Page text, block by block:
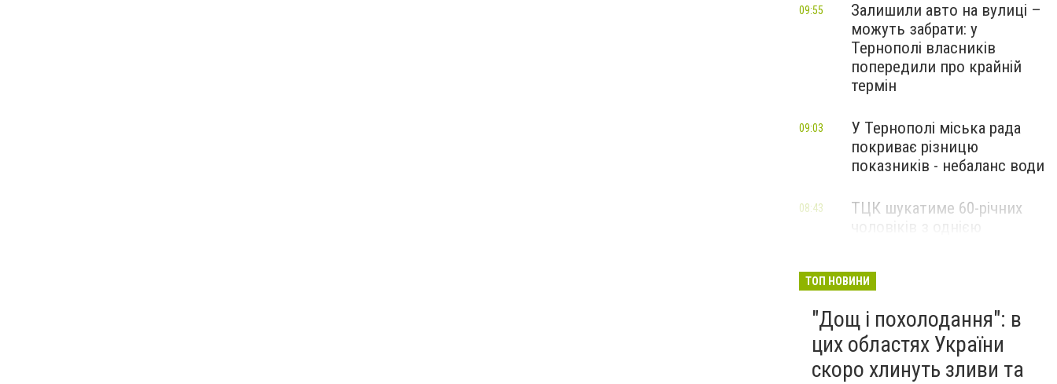
Залишили авто на вулиці –
можуть забрати: у
Тернополі власників
попередили про крайній
термін
09:55
У Тернополі міська рада
покриває різницю
показників - небаланс води
09:03
ТЦК шукатиме 60-річних
людей: 5 категорій
08:43
ТОП НОВИНИ
"Дощ і похолодання": в
цих областях України
скоро хлинуть зливи та